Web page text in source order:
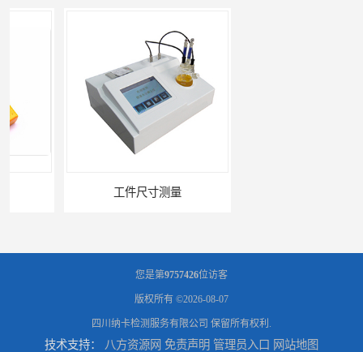
工件尺寸测量
您是第9757426位访客
版权所有 ©2026-08-07
四川纳卡检测服务有限公司 保留所有权利.
技术支持： 八方资源网 免责声明 管理员入口 网站地图